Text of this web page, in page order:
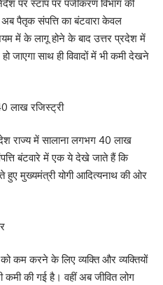
पर स्टांप पर पंजीकरण विभाग की
पैतृक संपत्ति का बंटवारा केवल
में के लागू होने के बाद उत्तर प्रदेश में
जाएगा साथ ही विवादों में भी कमी देखने
लाख रजिस्ट्री
राज्य में सालाना लगभग 40 लाख
बंटवारे में एक ये देखे जाते हैं कि
हुए मुख्यमंत्री योगी आदित्यनाथ की ओर
को कम करने के लिए व्यक्ति और व्यक्तियों
की गई है। वहीं अब जीवित लोग